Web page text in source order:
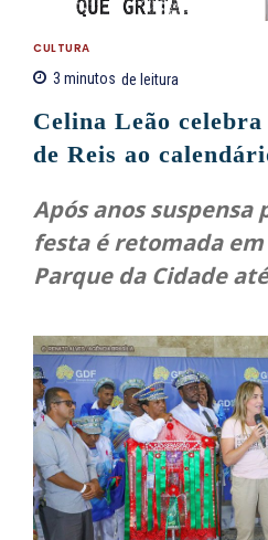
CULTURA
3 minutos de leitura
Celina Leão
de Reis ao
Após anos suspensa
festa é retomada
Parque da Cidade